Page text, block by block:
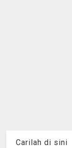
Carilah di sini